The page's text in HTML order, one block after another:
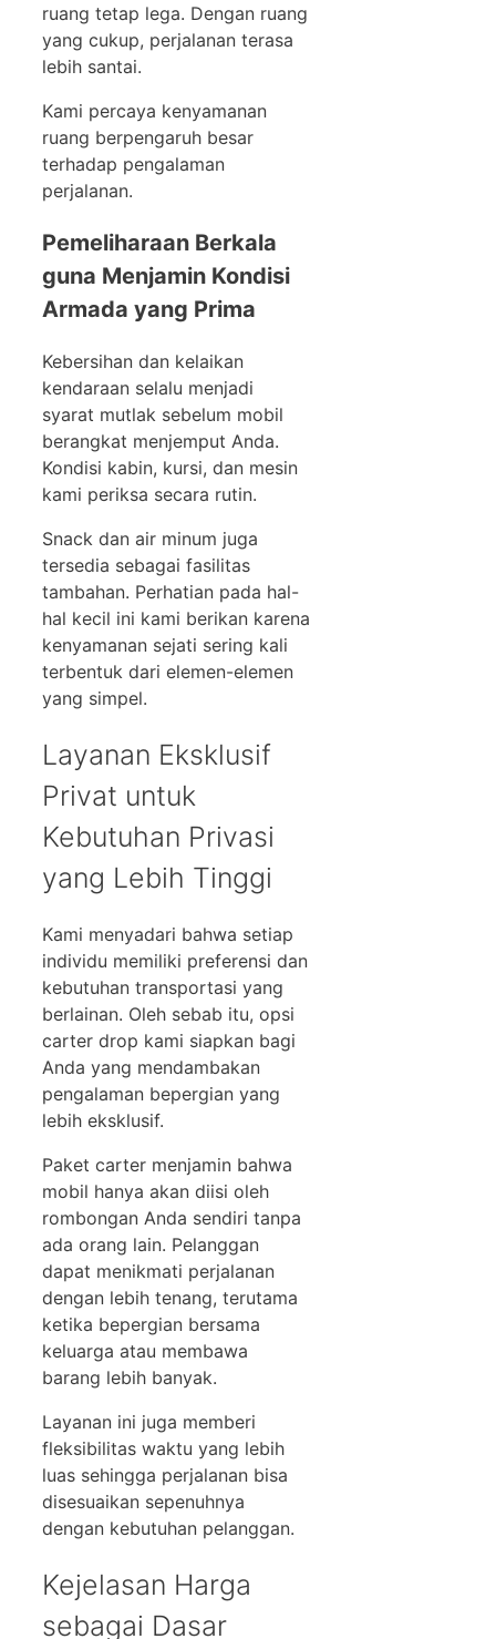
ruang tetap lega. Dengan ruang
yang cukup, perjalanan terasa
lebih santai.
Kami percaya kenyamanan
ruang berpengaruh besar
terhadap pengalaman
perjalanan.
Pemeliharaan Berkala
guna Menjamin Kondisi
Armada yang Prima
Kebersihan dan kelaikan
kendaraan selalu menjadi
syarat mutlak sebelum mobil
berangkat menjemput Anda.
Kondisi kabin, kursi, dan mesin
kami periksa secara rutin.
Snack dan air minum juga
tersedia sebagai fasilitas
tambahan. Perhatian pada hal-
hal kecil ini kami berikan karena
kenyamanan sejati sering kali
terbentuk dari elemen-elemen
yang simpel.
Layanan Eksklusif
Privat untuk
Kebutuhan Privasi
yang Lebih Tinggi
Kami menyadari bahwa setiap
individu memiliki preferensi dan
kebutuhan transportasi yang
berlainan. Oleh sebab itu, opsi
carter drop kami siapkan bagi
Anda yang mendambakan
pengalaman bepergian yang
lebih eksklusif.
Paket carter menjamin bahwa
mobil hanya akan diisi oleh
rombongan Anda sendiri tanpa
ada orang lain. Pelanggan
dapat menikmati perjalanan
dengan lebih tenang, terutama
ketika bepergian bersama
keluarga atau membawa
barang lebih banyak.
Layanan ini juga memberi
fleksibilitas waktu yang lebih
luas sehingga perjalanan bisa
disesuaikan sepenuhnya
dengan kebutuhan pelanggan.
Kejelasan Harga
sebagai Dasar